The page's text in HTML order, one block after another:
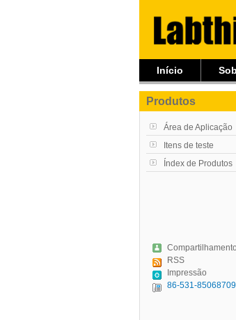
Início
Produtos
Área de Aplicação
Itens de teste
Índex de Produtos
Compartilhamento
RSS
Impressão
86-531-85068709